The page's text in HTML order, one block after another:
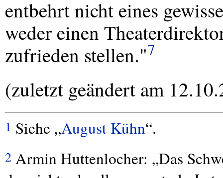
entbehrt nicht eines
weder einen
zufrieden stellen."7
(zuletzt geändert am
1 Siehe „August Kühn“.
2 Armin Huttenlocher: „Das